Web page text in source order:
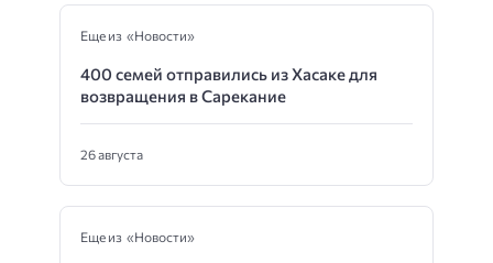
Еще из «Новости»
400 семей отправились из Хасаке для
возвращения в Сарекание
26 августа
Еще из «Новости»